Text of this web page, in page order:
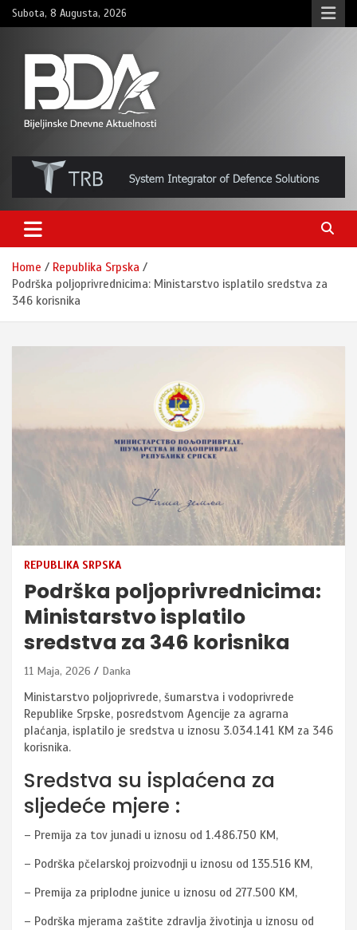
Skip
to
Subota, 8 Augusta, 2026
BNDAN.com
Home
Republika Srpska
Podrška poljoprivrednicima: Ministarstvo isplatilo sredstva za
346 korisnika
REPUBLIKA SRPSKA
Podrška poljoprivrednicima:
Ministarstvo isplatilo
sredstva za 346 korisnika
11 Maja, 2026 Danka
Ministarstvo poljoprivrede, šumarstva i vodoprivrede
Republike Srpske, posredstvom Agencije za agrarna
plaćanja, isplatilo je sredstva u iznosu 3.034.141 KM za 346
korisnika.
Sredstva su isplaćena za
sljedeće mjere :
– Premija za tov junadi u iznosu od 1.486.750 KM,
– Podrška pčelarskoj proizvodnji u iznosu od 135.516 KM,
– Premija za priplodne junice u iznosu od 277.500 KM,
– Podrška mjerama zaštite zdravlja životinja u iznosu od